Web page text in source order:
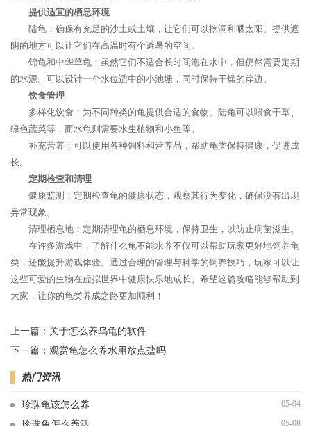
提供适宜的栖息环境
陆龟：确保有充足的沙土或土壤，让它们可以挖洞和晒太阳。提供遮
阴的地方可以让它们在高温时有个避暑的空间。
锦龟和中华草龟：虽然它们不适合长时间泡在水中，但仍然需要定期
的水源。可以设计一个水位适中的小池塘，同时保持干燥的岸边。
饮食管理
多样化饮食：为不同种类的龟提供合适的食物。陆龟可以喂食干草、
绿色蔬菜等，而水龟则需要水生植物和小鱼等。
补充营养：可以使用各种饲料和营养品，帮助龟类保持健康，促进成
长。
定期检查和清理
健康监测：定期检查龟的健康状态，观察其行为变化，确保没有出现
异常现象。
清理栖息地：定期清理龟的栖息环境，保持卫生，以防止病菌滋生。
在许多游戏中，了解什么龟不能水养不仅可以帮助玩家更好地饲养龟
类，还能提升游戏体验。通过合理的管理与科学的饲养技巧，玩家可以让
这些可爱的生物在虚拟世界中健康快乐地成长。希望这篇攻略能够帮助到
大家，让你的龟类养成之路更加顺利！
上一篇： 关于怎么养乌龟的软件
下一篇： 观赏龟怎么养水用放点盐吗
热门资讯
珍珠龟该怎么养 05-04
05-08